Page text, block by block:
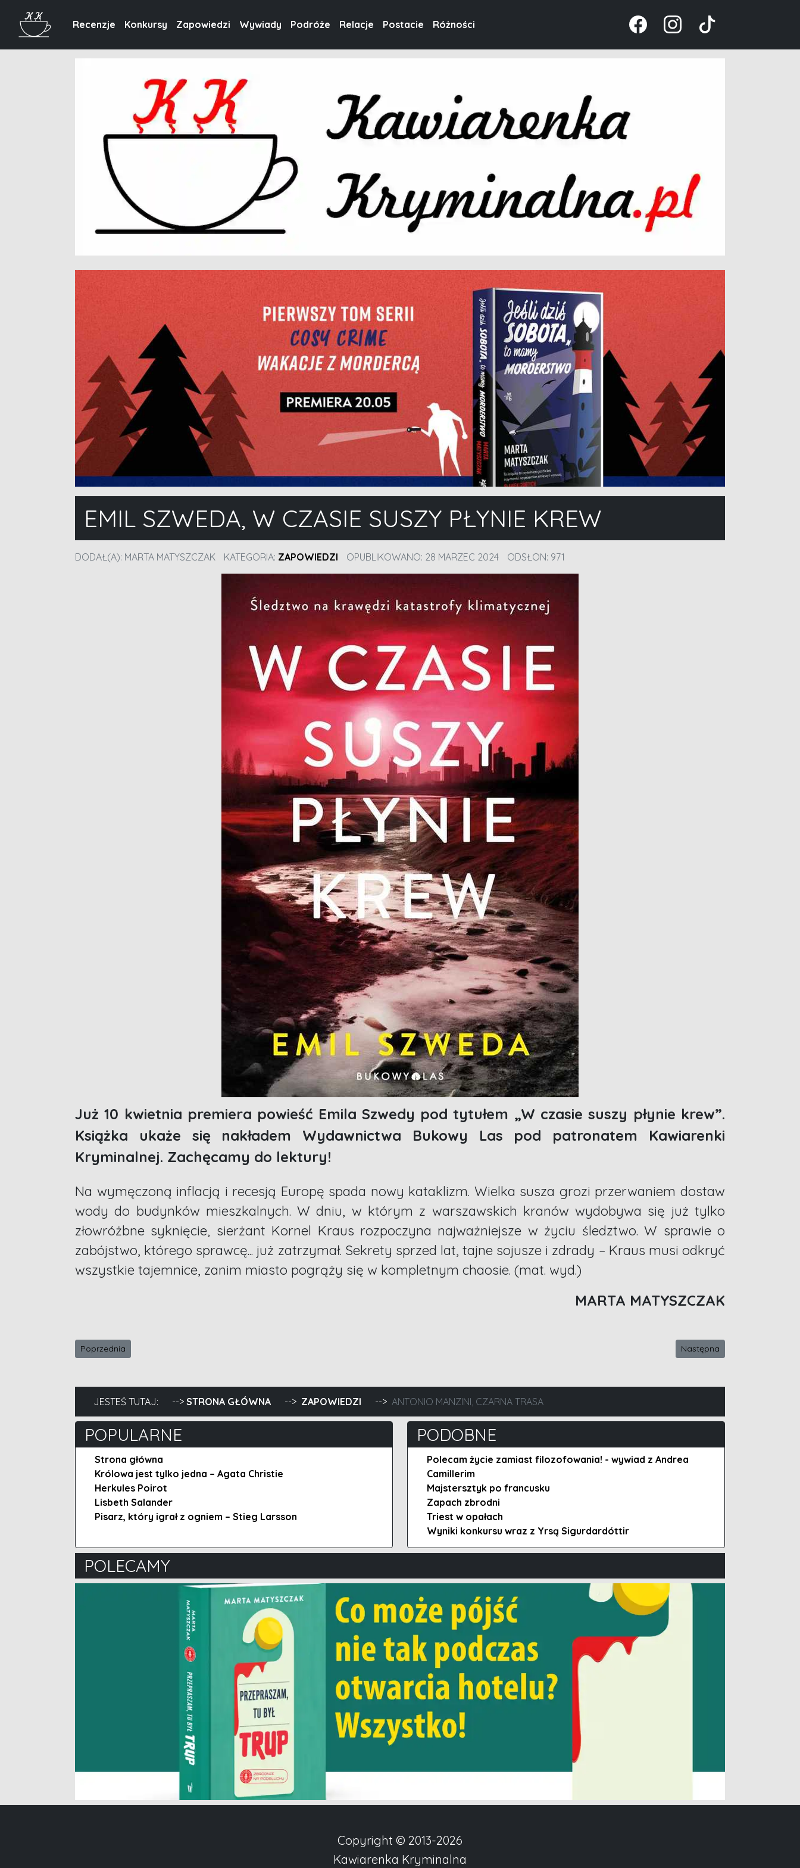
Recenzje Konkursy Zapowiedzi Wywiady Podróże Relacje Postacie Różności
EMIL SZWEDA, W CZASIE SUSZY PŁYNIE KREW
DODAŁ(A): MARTA MATYSZCZAK KATEGORIA: ZAPOWIEDZI OPUBLIKOWANO: 28 MARZEC 2024 ODSŁON: 971
Już 10 kwietnia premiera powieść Emila Szwedy pod tytułem „W czasie suszy płynie krew”.
Książka ukaże się nakładem Wydawnictwa Bukowy Las pod patronatem Kawiarenki
Kryminalnej. Zachęcamy do lektury!
Na wymęczoną inflacją i recesją Europę spada nowy kataklizm. Wielka susza grozi przerwaniem dostaw
wody do budynków mieszkalnych. W dniu, w którym z warszawskich kranów wydobywa się już tylko
złowróżbne syknięcie, sierżant Kornel Kraus rozpoczyna najważniejsze w życiu śledztwo. W sprawie o
zabójstwo, którego sprawcę... już zatrzymał. Sekrety sprzed lat, tajne sojusze i zdrady – Kraus musi odkryć
wszystkie tajemnice, zanim miasto pogrąży się w kompletnym chaosie. (mat. wyd.)
MARTA MATYSZCZAK
Poprzednia strona: Lucy Worsley, Agatha Christie. Nieuchwytna kobieta
Poprzednia Następna strona: Gareth
Następna
JESTEŚ TUTAJ: STRONA GŁÓWNA ZAPOWIEDZI ANTONIO MANZINI, CZARNA TRASA
POPULARNE
Strona główna
Królowa jest tylko jedna – Agata Christie
Herkules Poirot
Lisbeth Salander
Pisarz, który igrał z ogniem – Stieg Larsson
PODOBNE
Polecam życie zamiast filozofowania! - wywiad z Andrea
Camillerim
Majstersztyk po francusku
Zapach zbrodni
Triest w opałach
Wyniki konkursu wraz z Yrsą Sigurdardóttir
POLECAMY
Copyright © 2013-2026
Kawiarenka Kryminalna